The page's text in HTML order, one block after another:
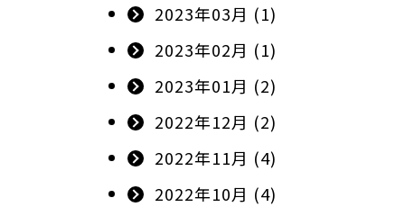
2023年03月 (1)
2023年02月 (1)
2023年01月 (2)
2022年12月 (2)
2022年11月 (4)
2022年10月 (4)